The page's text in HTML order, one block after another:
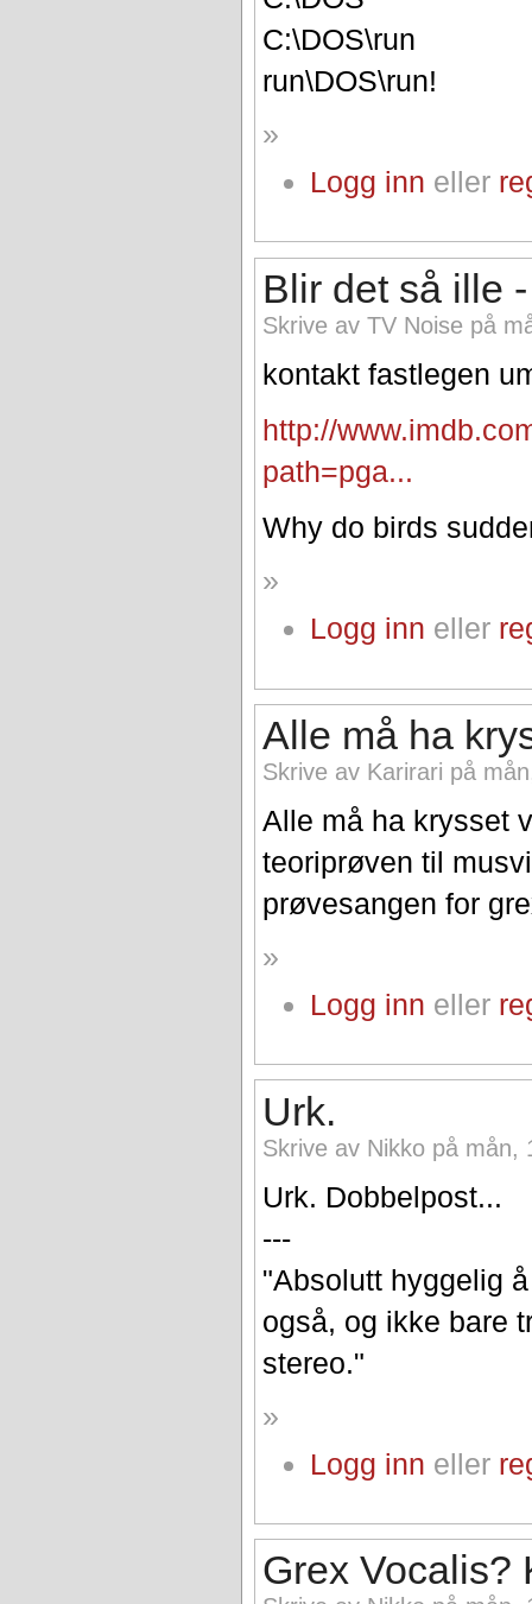
C:\DOS\run
run\DOS\run!
»
Logg inn eller
Blir det så ille -
Skrive av TV Noise på
kontakt fastlegen
http://
path=pga...
Why do birds
»
Logg inn eller
Alle må ha
Skrive av Karirari på
Alle må ha krysset
teoriprøven til
prøvesangen for
»
Logg inn eller
Urk.
Skrive av Nikko på mån,
Urk. Dobbelpost...
---
"Absolutt hyggelig
også, og ikke bare
stereo."
»
Logg inn eller
Grex Vocalis?